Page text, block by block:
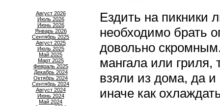
Август 2026
Июль 2026
Июнь 2026
Январь 2026
Сентябрь 2025
Август 2025
Июль 2025
Май 2025
Март 2025
Февраль 2025
Декабрь 2024
Октябрь 2024
Сентябрь 2024
Август 2024
Июнь 2024
Май 2024
Ездить на пикники
необходимо брать
довольно
мангала или гриля,
взяли из дома, да и
иначе как